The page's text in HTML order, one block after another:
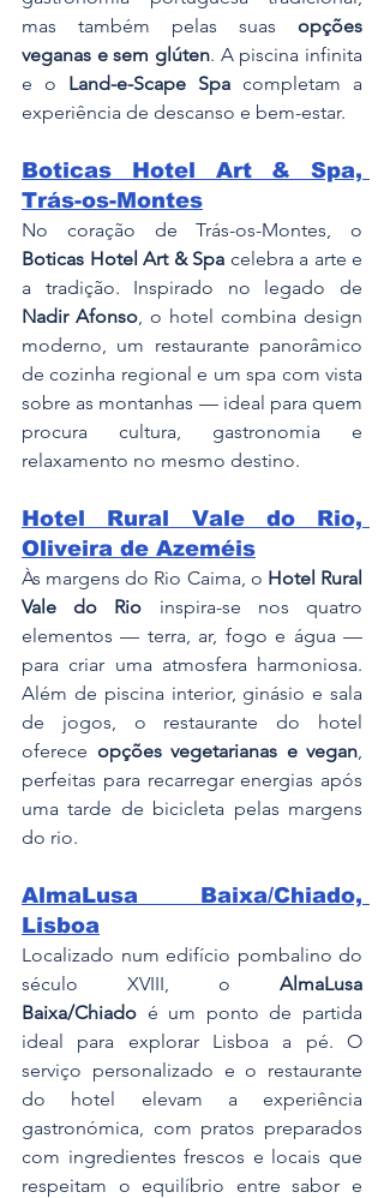
mas também pelas suas opções
veganas e sem glúten. A piscina infinita
e o Land-e-Scape Spa completam a
experiência de descanso e bem-estar.
Boticas Hotel Art & Spa,
Trás-os-Montes
Boticas Hotel Art & Spa celebra a arte e
Nadir Afonso, o hotel combina design
moderno, um restaurante panorâmico
de cozinha regional e um spa com vista
sobre as montanhas — ideal para quem
procura cultura, gastronomia e
relaxamento no mesmo destino.
Hotel Rural Vale do Rio,
Oliveira de Azeméis
Às margens do Rio Caima, o Hotel Rural
Vale do Rio inspira-se nos quatro
elementos — terra, ar, fogo e água —
para criar uma atmosfera harmoniosa.
Além de piscina interior, ginásio e sala
de jogos, o restaurante do hotel
oferece opções vegetarianas e vegan,
perfeitas para recarregar energias após
uma tarde de bicicleta pelas margens
do rio.
AlmaLusa Baixa/Chiado,
Lisboa
Localizado num edifício pombalino do
século XVIII, o AlmaLusa
Baixa/Chiado é um ponto de partida
ideal para explorar Lisboa a pé. O
serviço personalizado e o restaurante
do hotel elevam a experiência
gastronómica, com pratos preparados
com ingredientes frescos e locais que
respeitam o equilíbrio entre sabor e